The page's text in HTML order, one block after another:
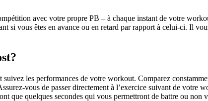
avec votre propre PB – à chaque instant de votre
si vous êtes en avance ou en retard par rapport à celui-ci. Il
les performances de votre workout. Comparez
vous de passer directement à l’exercice suivant de votre
que quelques secondes qui vous permettront de battre ou